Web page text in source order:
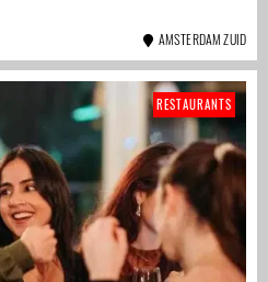
AMSTERDAM ZUID
RESTAURANTS